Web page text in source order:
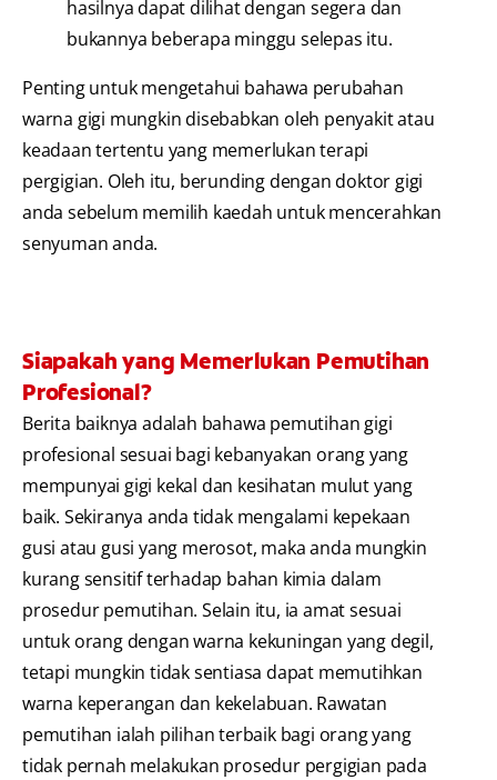
hasilnya dapat dilihat dengan segera dan
bukannya beberapa minggu selepas itu.
Penting untuk mengetahui bahawa perubahan
warna gigi mungkin disebabkan oleh penyakit atau
keadaan tertentu yang memerlukan terapi
pergigian. Oleh itu, berunding dengan doktor gigi
anda sebelum memilih kaedah untuk mencerahkan
senyuman anda.
Siapakah yang Memerlukan Pemutihan
Profesional?
Berita baiknya adalah bahawa pemutihan gigi
profesional sesuai bagi kebanyakan orang yang
mempunyai gigi kekal dan kesihatan mulut yang
baik. Sekiranya anda tidak mengalami kepekaan
gusi atau gusi yang merosot, maka anda mungkin
kurang sensitif terhadap bahan kimia dalam
prosedur pemutihan. Selain itu, ia amat sesuai
untuk orang dengan warna kekuningan yang degil,
tetapi mungkin tidak sentiasa dapat memutihkan
warna keperangan dan kekelabuan. Rawatan
pemutihan ialah pilihan terbaik bagi orang yang
tidak pernah melakukan prosedur pergigian pada